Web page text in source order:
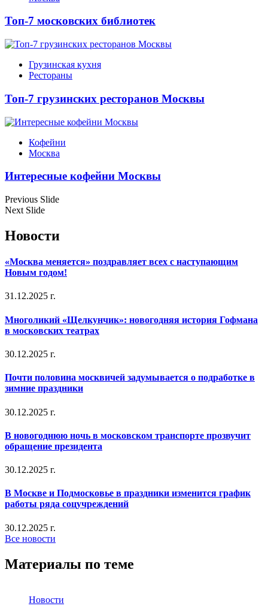
Топ-7 московских библиотек
Грузинская кухня
Рестораны
Топ-7 грузинских ресторанов Москвы
Кофейни
Москва
Интересные кофейни Москвы
Previous Slide
Next Slide
Новости
«Москва меняется» поздравляет всех с наступающим
Новым годом!
31.12.2025 г.
Многоликий «Щелкунчик»: новогодняя история Гофмана
в московских театрах
30.12.2025 г.
Почти половина москвичей задумывается о подработке в
зимние праздники
30.12.2025 г.
В новогоднюю ночь в московском транспорте прозвучит
обращение президента
30.12.2025 г.
В Москве и Подмосковье в праздники изменится график
работы ряда соцучреждений
30.12.2025 г.
Все новости
Материалы по теме
Новости